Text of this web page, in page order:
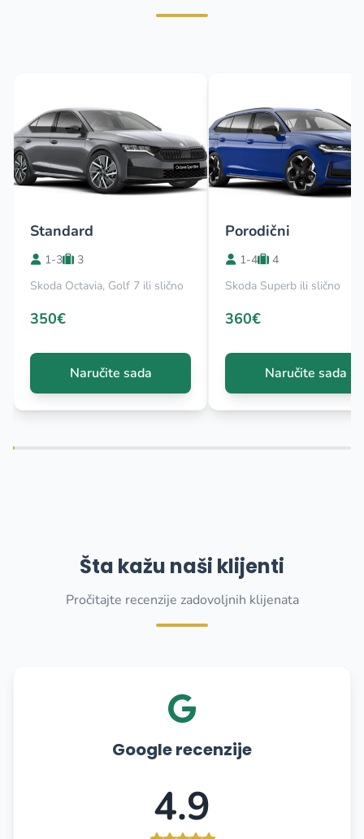
Standard
1-3
3
Skoda Octavia, Golf 7 ili slično
350€
Naručite sada
Porodični
1-4
4
Skoda Superb ili slično
360€
Naručite sada
Šta kažu naši klijenti
Pročitajte recenzije zadovoljnih klijenata
Google recenzije
4.9